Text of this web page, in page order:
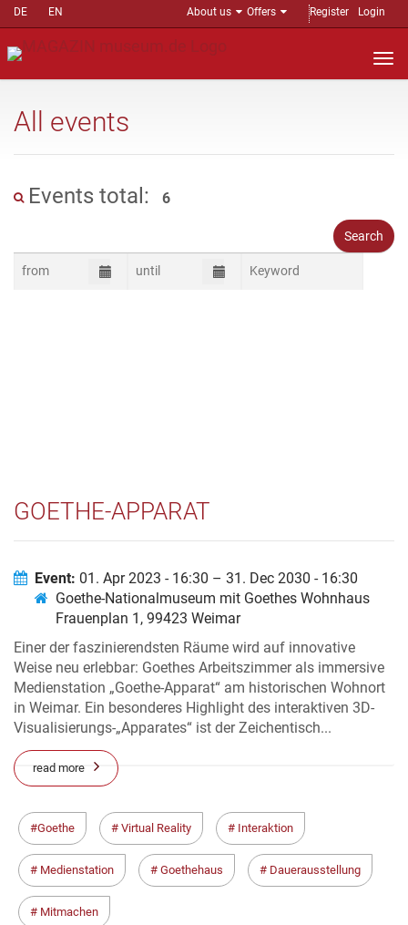
DE EN About us Offers Register Login
All events
Events total: 6
GOETHE-APPARAT
Event: 01. Apr 2023 - 16:30 – 31. Dec 2030 - 16:30
Goethe-Nationalmuseum mit Goethes Wohnhaus
Frauenplan 1, 99423 Weimar
Einer der faszinierendsten Räume wird auf innovative
Weise neu erlebbar: Goethes Arbeitszimmer als immersive
Medienstation „Goethe-Apparat“ am historischen Wohnort
in Weimar. Ein besonderes Highlight des interaktiven 3D-
Visualisierungs-„Apparates“ ist der Zeichentisch...
read more
Goethe Virtual Reality Interaktion
Medienstation Goethehaus Dauerausstellung
Mitmachen